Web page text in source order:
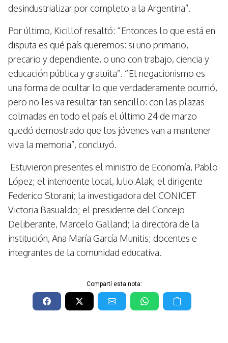
desindustrializar por completo a la Argentina”.
Por último, Kicillof resaltó: “Entonces lo que está en
disputa es qué país queremos: si uno primario,
precario y dependiente, o uno con trabajo, ciencia y
educación pública y gratuita”. “El negacionismo es
una forma de ocultar lo que verdaderamente ocurrió,
pero no les va resultar tan sencillo: con las plazas
colmadas en todo el país el último 24 de marzo
quedó demostrado que los jóvenes van a mantener
viva la memoria”, concluyó.
Estuvieron presentes el ministro de Economía, Pablo
López; el intendente local, Julio Alak; el dirigente
Federico Storani; la investigadora del CONICET
Victoria Basualdo; el presidente del Concejo
Deliberante, Marcelo Galland; la directora de la
institución, Ana María García Munitis; docentes e
integrantes de la comunidad educativa.
Compartí esta nota: